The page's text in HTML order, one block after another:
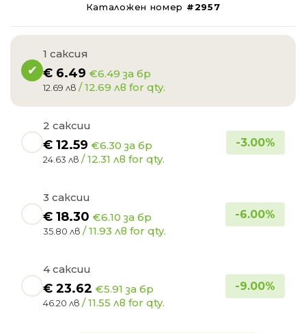
Каталожен номер #2957
1 саксия
€ 6.49 €6.49 за бр
12.69 лв / 12.69 лв for qty.
2 саксии
€ 12.59 €6.30 за бр
24.63 лв / 12.31 лв for qty.
-3.00%
3 саксии
€ 18.30 €6.10 за бр
35.80 лв / 11.93 лв for qty.
-6.00%
4 саксии
€ 23.62 €5.91 за бр
46.20 лв / 11.55 лв for qty.
-9.00%